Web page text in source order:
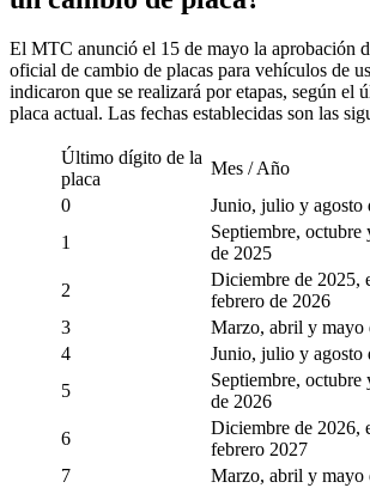
El MTC anunció el 15 de mayo la aprobación
oficial de cambio de placas para vehículos de
indicaron que se realizará por etapas, según el
placa actual. Las fechas establecidas son las
Último dígito de la
placa
Mes / Año
0
Junio, julio y agosto
1
Septiembre, octubre
de 2025
2
Diciembre de 2025,
febrero de 2026
3
Marzo, abril y mayo
4
Junio, julio y agosto
5
Septiembre, octubre
de 2026
6
Diciembre de 2026,
febrero 2027
7
Marzo, abril y mayo